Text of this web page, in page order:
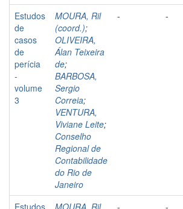
Estudos
de
casos
de
perícia
-
volume
3
MOURA, Ril
(coord.);
OLIVEIRA,
Álan Teixeira
de;
BARBOSA,
Sergio
Correia;
VENTURA,
Viviane Leite;
Conselho
Regional de
Contabilidade
do Rio de
Janeiro
- -
Estudos
MOURA, Ril
- -